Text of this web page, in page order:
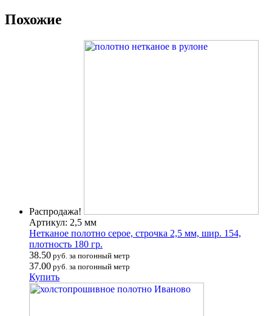
Похожие
Распродажа!
Артикул: 2,5 мм
Нетканое полотно серое, строчка 2,5 мм, шир. 154,
плотность 180 гр.
38.50 руб. за погонный метр
37.00 руб. за погонный метр
Купить